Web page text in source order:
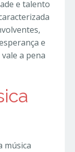
e talento
e
vale a pena
música